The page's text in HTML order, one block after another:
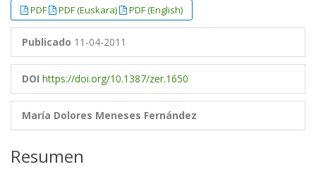
PDF PDF (Euskara) PDF (English)
Publicado 11-04-2011
DOI https://doi.org/10.1387/zer.1650
María Dolores Meneses Fernández
Resumen